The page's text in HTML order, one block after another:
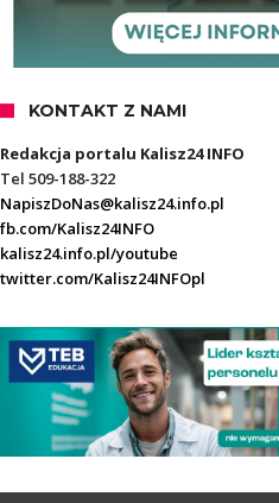
KONTAKT Z NAMI
Redakcja portalu Kalisz24 INFO
Tel 509-188-322
NapiszDoNas@kalisz24.info.pl
fb.com/Kalisz24INFO
kalisz24.info.pl/youtube
twitter.com/Kalisz24INFOpl